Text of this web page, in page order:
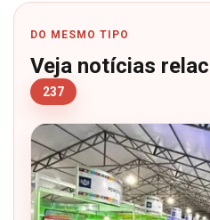
DO MESMO TIPO
Veja notícias
237